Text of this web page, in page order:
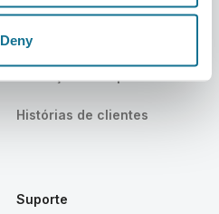
Deny
Planos do cirurgião/da
cirurgiã
Histórias de clientes
Suporte